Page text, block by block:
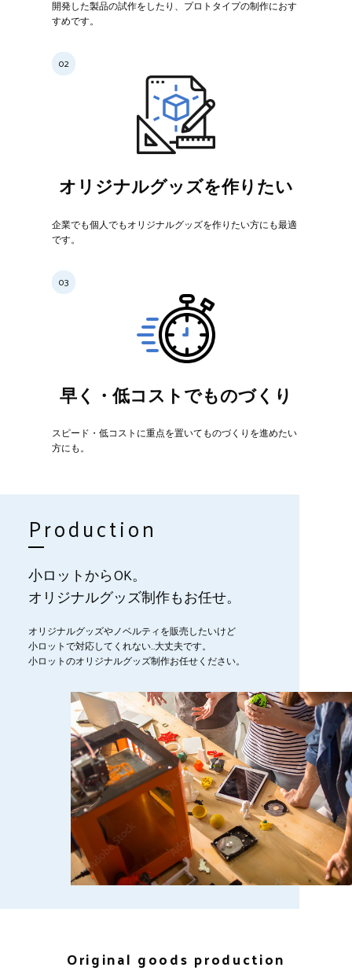
開発した製品の試作をしたり、プロトタイプの制作におす
すめです。
オリジナルグッズを作りたい
企業でも個人でもオリジナルグッズを作りたい方にも最適
です。
早く・低コストでものづくり
スピード・低コストに重点を置いてものづくりを進めたい
方にも。
Production
小ロットからOK。
オリジナルグッズ制作もお任せ。
オリジナルグッズやノベルティを販売したいけど
小ロットで対応してくれない…大丈夫です。
小ロットのオリジナルグッズ制作お任せください。
Original goods production